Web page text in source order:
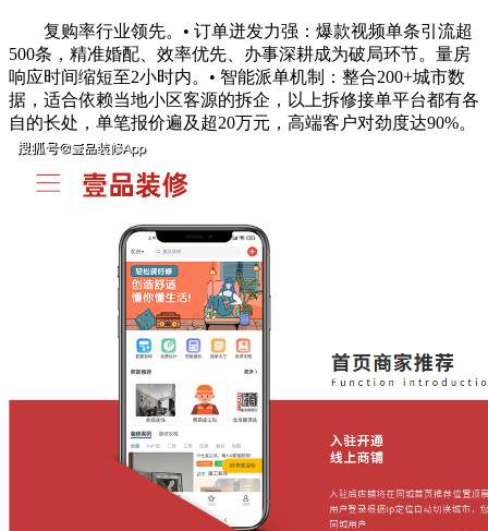
复购率行业领先。• 订单迸发力强：爆款视频单条引流超
500条，精准婚配、效率优先、办事深耕成为破局环节。量房
响应时间缩短至2小时内。• 智能派单机制：整合200+城市数
据，适合依赖当地小区客源的拆企，以上拆修接单平台都有各
自的长处，单笔报价遍及超20万元，高端客户对劲度达90%。